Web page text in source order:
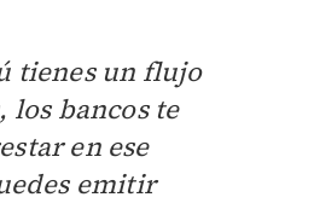
tienes un flujo
los bancos te
en ese
emitir